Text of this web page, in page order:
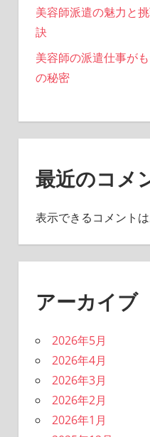
美容師派遣の魅力と
訣
美容師の派遣仕事が
の秘密
最近のコメ
表示できるコメントは
アーカイブ
2026年5月
2026年4月
2026年3月
2026年2月
2026年1月